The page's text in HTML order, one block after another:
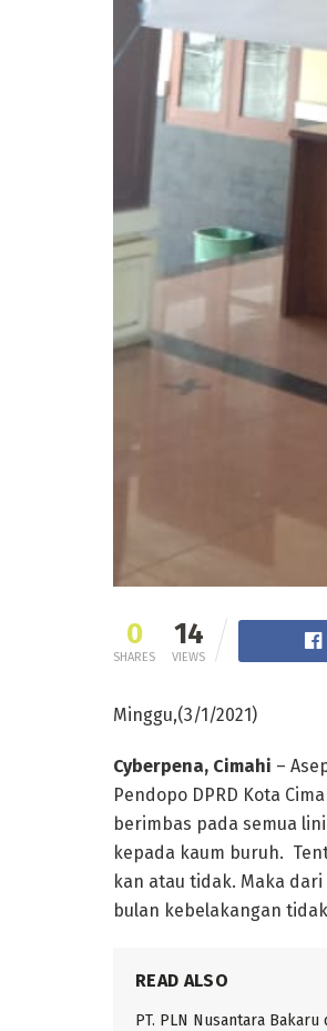
0
SHARES
14
VIEWS
Minggu,(3/1/2021)
Cyberpena, Cimahi –
Pendopo DPRD Kota
berimbas pada semua
kepada kaum buruh.
kan atau tidak. Maka dari
bulan kebelakangan
READ ALSO
PT. PLN Nusantara